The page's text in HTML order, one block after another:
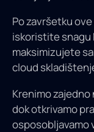
Po završetku
iskoristite snagu
maksimizujete
cloud
Krenimo
dok otkrivamo
osposobljavamo